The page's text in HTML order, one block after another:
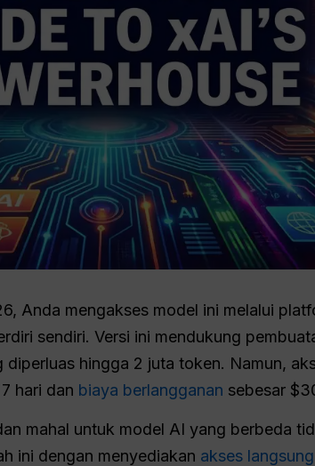
Anda mengakses model ini melalui
sendiri. Versi ini mendukung
hingga 2 juta token. Namun,
hari dan biaya berlangganan sebesar
mahal untuk model AI yang berbeda
ini dengan menyediakan akses